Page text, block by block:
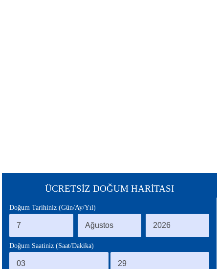
BLOG
ÜCRETSİZ DOĞUM HARİTASI
Doğum Tarihiniz (Gün/Ay/Yıl)
Doğum Saatiniz (Saat/Dakika)